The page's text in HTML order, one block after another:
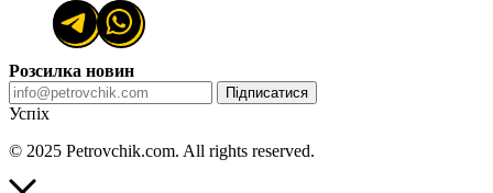
Розсилка новин
Підписатися
Успіх
© 2025 Petrovchik.com. All rights reserved.